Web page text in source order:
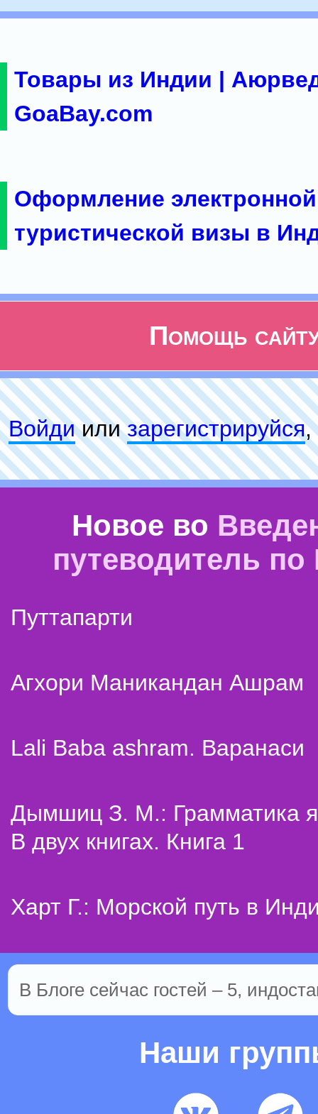
Товары из Индии |
GoaBay.com
Оформление электронной
туристической визы в
Помощь
Войдиилизарeгиcтpируйся,
Новое во
путеводитель
Путтапарти
Агхори Маникандан Ашрам
Lali Baba ashram. Варанаси
Дымшиц З. М.: Грамматика
В двух книгах. Книга 1
Харт Г.: Морской путь в
В Блоге сейчас гостей – 5,
Наши